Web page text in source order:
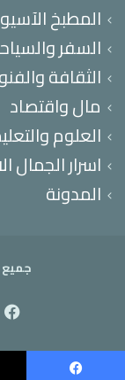
المطبخ
السفر
الثقافة
مال واقتصاد
العلوم
اسرار الجمال
المدونة